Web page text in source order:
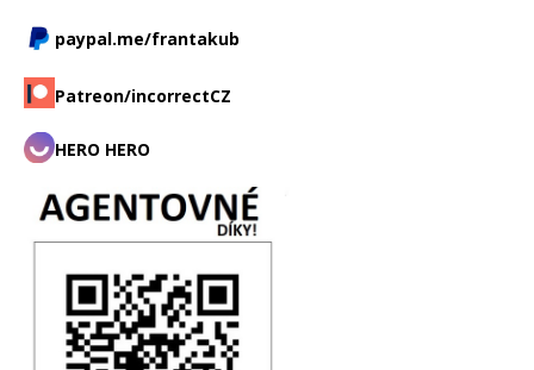
paypal.me/frantakub
Patreon/incorrectCZ
HERO HERO